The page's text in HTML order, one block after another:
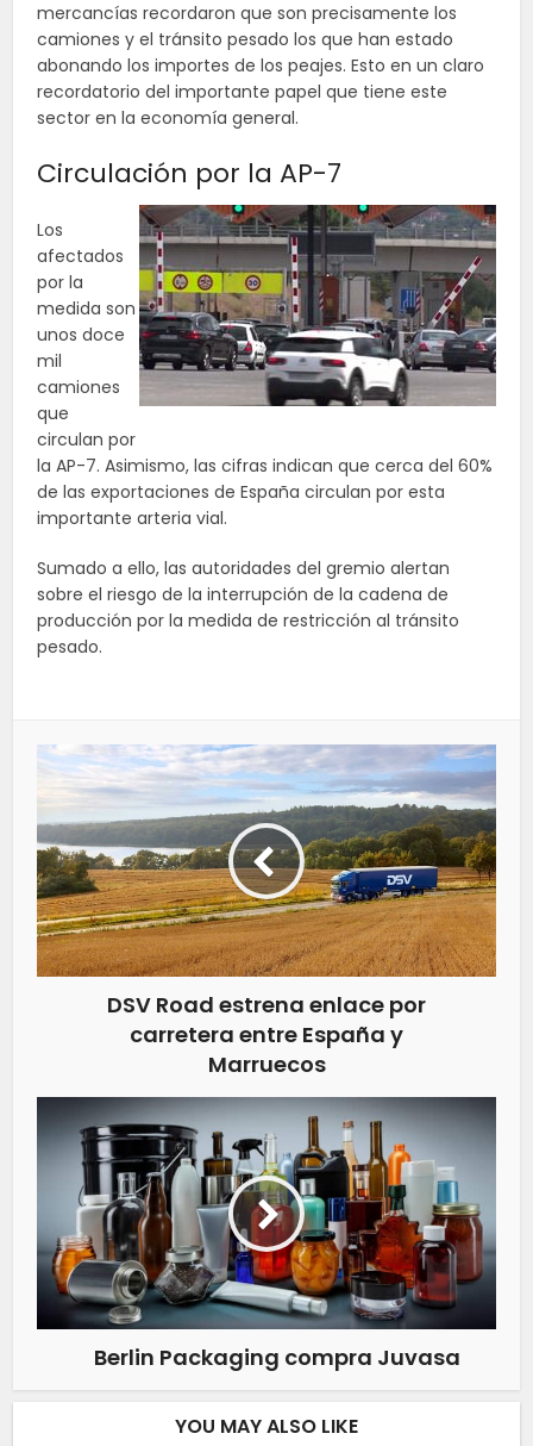
mercancías recordaron que son precisamente los
camiones y el tránsito pesado los que han estado
abonando los importes de los peajes. Esto en un claro
recordatorio del importante papel que tiene este
sector en la economía general.
Circulación por la AP-7
Los
afectados
por la
medida son
unos doce
mil
camiones
que
circulan por
la AP-7. Asimismo, las cifras indican que cerca del 60%
de las exportaciones de España circulan por esta
importante arteria vial.
Sumado a ello, las autoridades del gremio alertan
sobre el riesgo de la interrupción de la cadena de
producción por la medida de restricción al tránsito
pesado.
DSV Road estrena enlace por
carretera entre España y
Marruecos
Berlin Packaging compra Juvasa
YOU MAY ALSO LIKE